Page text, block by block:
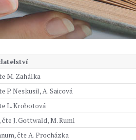
M. Zahálka
P. Neskusil, A. Saicová
L. Krobotová
čte J. Gottwald, M. Ruml
čte A. Procházka